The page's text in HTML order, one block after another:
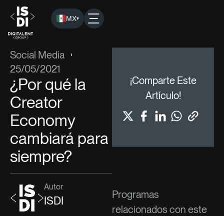
MX▾
ISDI›Blog
Social Media
25/05/2021
¿Por qué la
Creator
Economy
cambiará para
siempre?
Autor
ISDI
¡Comparte Este
Artículo!
Programas
relacionados con este